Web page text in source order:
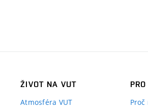
ŽIVOT NA VUT
Atmosféra VUT
Proč